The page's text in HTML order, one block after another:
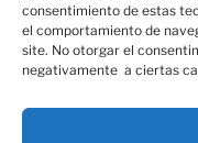
consentimiento de estas
el comportamiento de
site. No otorgar el
negativamente a ciertas